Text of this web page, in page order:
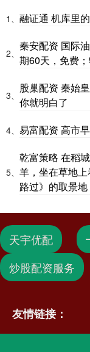
1、 融证通 机库里
2、
秦安配资 国际
期60天，免费
3、
股巢配资 秦始皇
你就明白了
4、 易富配资 高市
5、
乾富策略 在稻
羊，坐在草地
路过》的取景地
天宇优配
炒股配资服务
友情链接：